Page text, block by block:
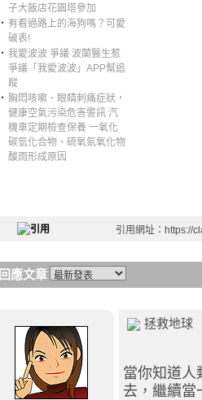
子大飯店花園塔參加
‧ 有看過路上的海狗嗎？可愛
破表!
‧ 我愛波波 爭議 波蘭醫生惹
爭議「我愛波波」APP幫追
蹤
‧ 胸悶咳嗽、眼睛刺痛症狀，
健康空氣污染危害警訊 汽
機車定期檢查保養 一氧化
碳氫化合物、硫氧氮氧化物
酸雨形成原因
引用網址：https://
回應文章
拯救地球
當你知道人
去，繼續當